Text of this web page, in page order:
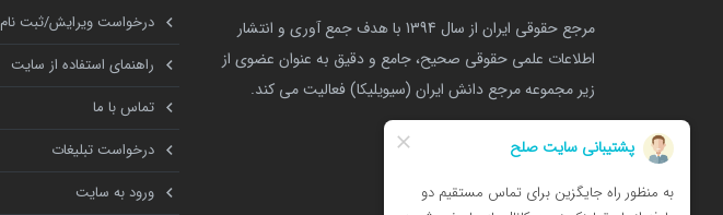
مرجع حقوقی ایران از سال 1394 با هدف جمع آوری و انتشار
اطلاعات علمی حقوقی صحیح، جامع و دقیق به عنوان عضوی از
زیر مجموعه مرجع دانش ایران (سیویلیکا) فعالیت می کند.
درخواست ویرایش/ثبت نام
راهنمای استفاده از سایت
تماس با ما
درخواست تبلیغات
ورود به سایت